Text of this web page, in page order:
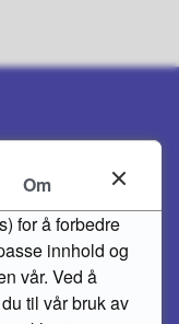
Om
for å forbedre
innhold og
vår. Ved å
til vår bruk av